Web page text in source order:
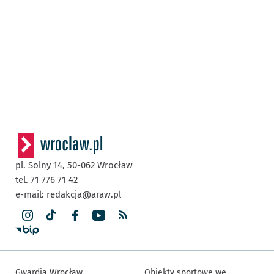
pl. Solny 14, 50-062 Wrocław
tel. 71 776 71 42
e-mail: redakcja@araw.pl